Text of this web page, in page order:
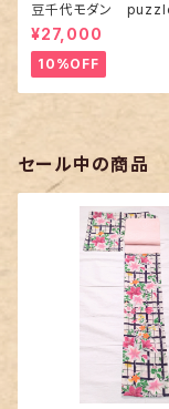
豆千代モダン
ターコイズ
¥27,000
10%OFF
セール中の商品